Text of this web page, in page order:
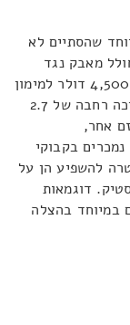
שהסתיים לא
מאבק נגד
הקמת צינור נפט. מה שהתחיל בבקשה לגיוס 4,500 דולר למימון
מאהל מחאה של ילידים אמריקאים, זכה לתמיכה רחבה של 2.7
אחר,
נמכרים בקבוקי
להשפיע הן על
דוגמאות
במיוחד בהצלה